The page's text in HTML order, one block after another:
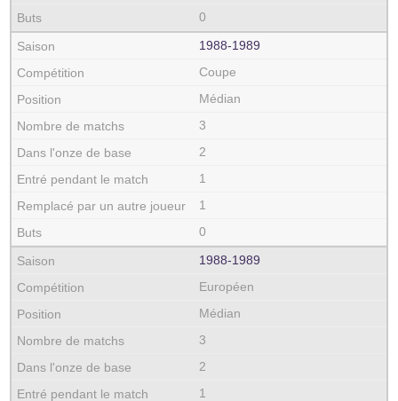
0
1988‑1989
Coupe
Médian
3
2
1
1
0
1988‑1989
Européen
Médian
3
2
1